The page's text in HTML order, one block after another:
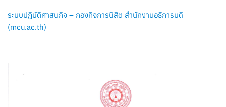
ระบบปฏิบัติศาสนกิจ – กองกิจการนิสิต สำนักงานอธิการบดี
(mcu.ac.th)